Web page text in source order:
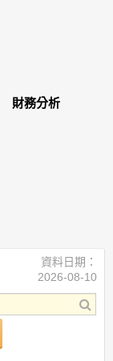
財務分析
資料日期：
2026-08-10